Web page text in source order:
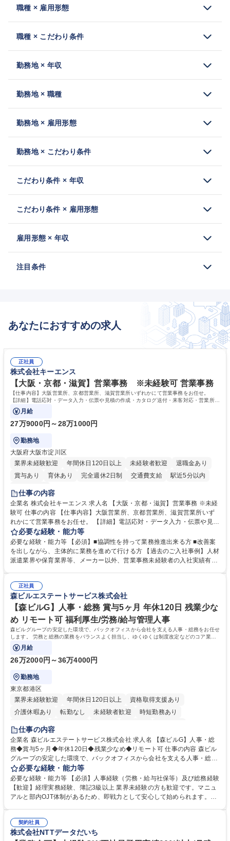
職種 × 雇用形態
職種 × こだわり条件
勤務地 × 年収
勤務地 × 職種
勤務地 × 雇用形態
勤務地 × こだわり条件
こだわり条件 × 年収
こだわり条件 × 雇用形態
雇用形態 × 年収
注目条件
あなたにおすすめの求人
正社員
株式会社キーエンス
【大阪・京都・滋賀】営業事務 ※未経験可 営業事務
【仕事内容】大阪営業所、京都営業所、滋賀営業所いずれかにて営業事務をお任せ。
【詳細】電話応対・データ入力・伝票や見積の作成・カタログ送付・来客対応・営業所内
で発生する事務業務や業務改善をお任せ。
月給
27万9000円～28万1000円
勤務地
大阪府大阪市淀川区
業界未経験歓迎
年間休日120日以上 未経験者歓迎
退職金あり
賞与あり
育休あり 完全週休2日制 交通費支給
駅近5分以内
土日祝休み
仕事の内容
企業名 株式会社キーエンス 求人名 【大阪・京都・滋賀】営業事務 ※未経
験可 仕事の内容 【仕事内容】大阪営業所、京都営業所、滋賀営業所いず
れかにて営業事務をお任せ。 【詳細】電話応対・データ入力・伝票や見積
の作成・カタログ送付・来客対応・営業所内で発生する事務業務や業務改
善をお任せ。 【教育制度】ご入社後、育成担当とペアになりながらOJTに
て業務を覚えていただくことが可能です。業務システムがきちんと構築さ
れているため、スムーズに仕事に慣れることができる環境です。また、
募集職種 【大阪・京都・滋賀】営業事務 ※未経験可
必要な経験・能力等
必要な経験・能力等 【必須】■協調性を持って業務推進出来る方 ■改善案
を出しながら、主体的に業務を進めて行ける方 【過去のご入社事例】人材
派遣業界や保育業界等、メーカー以外、営業事務未経験者の入社実績有
えて、お客様や社員の状況に合わせ、能動的なサポート、改善の動きも期
待され。組織を支えるスペシャリストとして、チームに貢献し、結果的に
社員から頼られる存在になることができます。平均19:30の退勤以降の業
務の持ち帰りも禁止されており、メリハリのある働き方となります。 学
歴・資格 学歴：大学院 大学 高専 短大 語学力： 資格：
正社員
森ビルエステートサービス株式会社
【森ビルG】人事・総務 賞与5ヶ月 年休120日 残業少な
め リモート可 福利厚生/労務/給与管理人事
森ビルグループの安定した環境で、バックオフィスから会社を支える人事・総務をお任せ
します。 労務と総務の業務をバランスよく担当し、ゆくゆくは制度改定などのコア業務
にも挑戦できる、やりがいある環境です。
月給
26万2000円～36万4000円
勤務地
東京都港区
業界未経験歓迎
年間休日120日以上
資格取得支援あり
介護休暇あり
転勤なし 未経験者歓迎
時短勤務あり
経験者歓迎
完全週休2日制
交通費支給 長期歓迎 駅近5分以内 土日祝休み
仕事の内容
企業名 森ビルエステートサービス株式会社 求人名 【森ビルG】人事・総
務◆賞与5ヶ月◆年休120日◆残業少なめ◆リモート可 仕事の内容 森ビル
グループの安定した環境で、バックオフィスから会社を支える人事・総務
をお任せします。 労務と総務の業務をバランスよく担当し、ゆくゆくは制
度改定などのコア業務にも挑戦できる、やりがいある環境です。 ■勤怠管
理、給与計算、社会保険手続き、年末調整等の労務管理全般 ■入退社手続
き、社内規定の改定や人事制度改定などのコア業務 ■社内イベントの企画
でも質問・相談できる環境が整っているため、安心して成長できます。 募
集職種 【森ビルG】人事・総務◆賞与5ヶ月◆年休120日◆残業少なめ◆
必要な経験・能力等
必要な経験・能力等 【必須】人事経験（労務・給与社保等）及び総務経験
【歓迎】経理実務経験、簿記3級以上 業界未経験の方も歓迎です。マニュ
アルと部内OJT体制があるため、即戦力として安心して始められます。
務に挑戦できるため、自身の成長と組織への貢献度をダイレクトに実感で
きます。 残業少なめ、週1日リモート可など、ワークライフバランスを保
契約社員
株式会社NTTデータだいち